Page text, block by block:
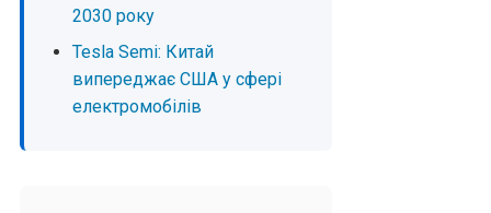
2030 року
Tesla Semi: Китай
випереджає США у сфері
електромобілів